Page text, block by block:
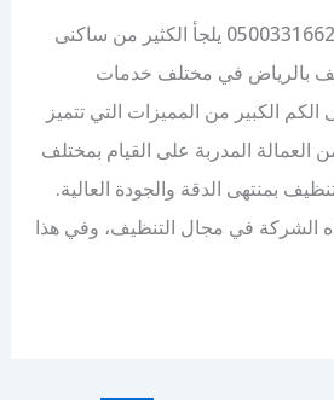
شركة تنظيف بالرياض 0500331662 يلجأ الكثير من ساكنى
بالرياض في مختلف خدمات
الكبير من المميزات التي تتميز
العمالة المدربة على القيام بمختلف
بمنتهى الدقة والجودة العالية.
الشركة في مجال التنظيف، وفي هذا